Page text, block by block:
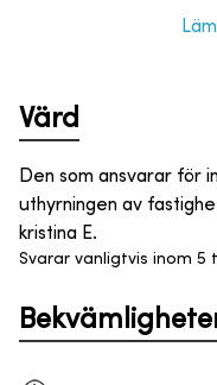
Värd
Den som ansvarar för
uthyrningen av
kristina E.
Svarar vanligtvis inom 5